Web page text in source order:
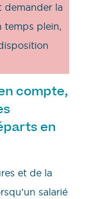
demander la
temps plein,
compte,
en
et de la
salarié